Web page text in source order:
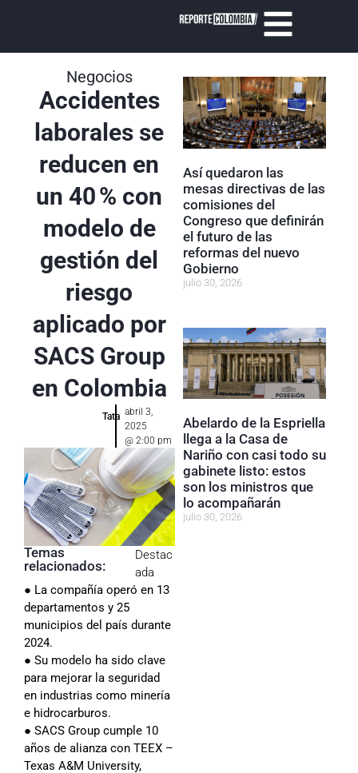
Negocios
Accidentes
laborales se
reducen en
un 40 % con
modelo de
gestión del
riesgo
aplicado por
SACS Group
en Colombia
Tata abril 3,
2025
@2:00 pm
Temas
relacionados:
Destac
ada
● La compañía operó en 13
departamentos y 25
municipios del país durante
2024.
● Su modelo ha sido clave
para mejorar la seguridad
en industrias como minería
e hidrocarburos.
● SACS Group cumple 10
años de alianza con TEEX –
Texas A&M University,
Así quedaron las
mesas directivas de las
comisiones del
Congreso que definirán
el futuro de las
reformas del nuevo
Gobierno
julio 30, 2026
Abelardo de la Espriella
llega a la Casa de
Nariño con casi todo su
gabinete listo: estos
son los ministros que
lo acompañarán
julio 30, 2026